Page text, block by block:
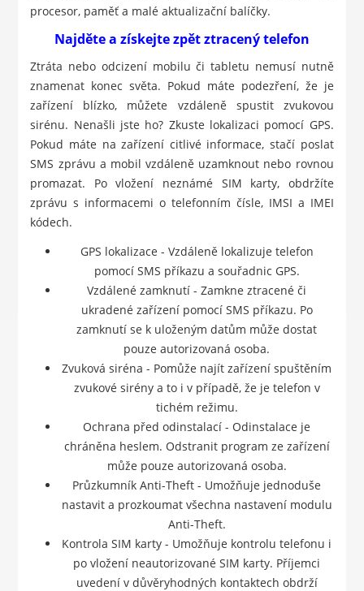
procesor, paměť a malé aktualizační balíčky.
Najděte a získejte zpět ztracený telefon
Ztráta nebo odcizení mobilu či tabletu nemusí nutně
znamenat konec světa. Pokud máte podezření, že je
zařízení blízko, můžete vzdáleně spustit zvukovou
sirénu. Nenašli jste ho? Zkuste lokalizaci pomocí GPS.
Pokud máte na zařízení citlivé informace, stačí poslat
SMS zprávu a mobil vzdáleně uzamknout nebo rovnou
promazat. Po vložení neznámé SIM karty, obdržíte
zprávu s informacemi o telefonním čísle, IMSI a IMEI
kódech.
GPS lokalizace - Vzdáleně lokalizuje telefon
pomocí SMS příkazu a souřadnic GPS.
Vzdálené zamknutí - Zamkne ztracené či
ukradené zařízení pomocí SMS příkazu. Po
zamknutí se k uloženým datům může dostat
pouze autorizovaná osoba.
Zvuková siréna - Pomůže najít zařízení spuštěním
zvukové sirény a to i v případě, že je telefon v
tichém režimu.
Ochrana před odinstalací - Odinstalace je
chráněna heslem. Odstranit program ze zařízení
může pouze autorizovaná osoba.
Průzkumník Anti-Theft - Umožňuje jednoduše
nastavit a prozkoumat všechna nastavení modulu
Anti-Theft.
Kontrola SIM karty - Umožňuje kontrolu telefonu i
po vložení neautorizované SIM karty. Příjemci
uvedení v důvěryhodných kontaktech obdrží